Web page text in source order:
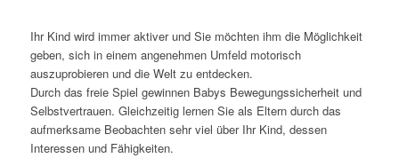
Ihr Kind wird immer aktiver und Sie möchten ihm die Möglichkeit
geben, sich in einem angenehmen Umfeld motorisch
auszuprobieren und die Welt zu entdecken.
Durch das freie Spiel gewinnen Babys Bewegungssicherheit und
Selbstvertrauen. Gleichzeitig lernen Sie als Eltern durch das
aufmerksame Beobachten sehr viel über Ihr Kind, dessen
Interessen und Fähigkeiten.